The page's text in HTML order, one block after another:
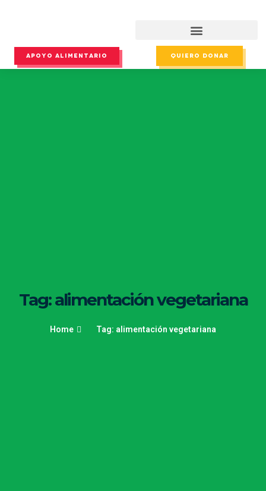
APOYO ALIMENTARIO QUIERO DONAR
Tag: alimentación vegetariana
Home Tag: alimentación vegetariana